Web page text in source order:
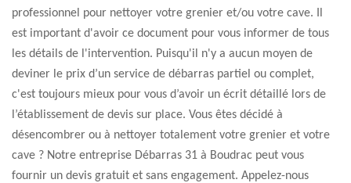
professionnel pour nettoyer votre grenier et/ou votre cave. Il
est important d'avoir ce document pour vous informer de tous
les détails de l'intervention. Puisqu'il n'y a aucun moyen de
deviner le prix d’un service de débarras partiel ou complet,
c'est toujours mieux pour vous d’avoir un écrit détaillé lors de
l’établissement de devis sur place. Vous êtes décidé à
désencombrer ou à nettoyer totalement votre grenier et votre
cave ? Notre entreprise Débarras 31 à Boudrac peut vous
fournir un devis gratuit et sans engagement. Appelez-nous